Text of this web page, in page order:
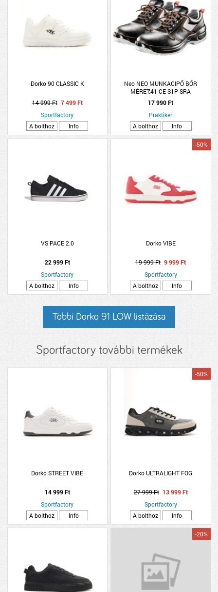
Dorko 90 CLASSIC K
14 999 Ft 7 499 Ft
Sportfactory
A bolthoz
Info
Neo NEO MUNKACIPŐ BŐR
MÉRET:41 CE S1P SRA
17 990 Ft
Praktiker
A bolthoz
Info
VS PACE 2.0
22 999 Ft
Sportfactory
A bolthoz
Info
Dorko VIBE
-50%
19 999 Ft 9 999 Ft
Sportfactory
A bolthoz
Info
Többi Dorko 91 LOW listázása
Sportfactory további termékek
Dorko STREET VIBE
14 999 Ft
Sportfactory
A bolthoz
Info
Dorko ULTRALIGHT FOG
-50%
27 999 Ft 13 999 Ft
Sportfactory
A bolthoz
Info
-20%